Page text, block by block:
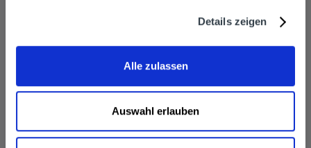
Details zeigen
Alle zulassen
Auswahl erlauben